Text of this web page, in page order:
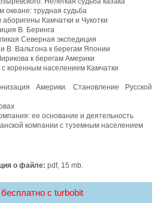
океане: трудная судьба
Камчатки и Чукотки
В. Беринга
Северная экспедиция
В. Вальтона к берегам Японии
к берегам Америки
коренным населением Камчатки
Америки. Становление Русской
ее основание и деятельность
компании с туземным населением
о файле: pdf, 15 mb.
c turbobit